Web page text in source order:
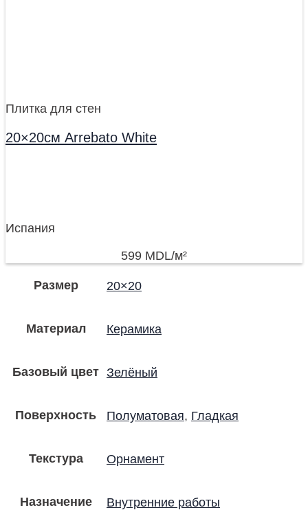
Плитка для стен
20×20см Arrebato White
Испания
599 MDL/м²
Размер 20×20
Материал Керамика
Базовый цвет Зелёный
Поверхность Полуматовая, Гладкая
Текстура Орнамент
Назначение Внутренние работы